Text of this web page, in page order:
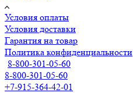
Условия оплаты
Условия доставки
Гарантия на товар
Политика конфиденциальности
8-800-301-05-60
8-800-301-05-60
+7-915-364-42-01